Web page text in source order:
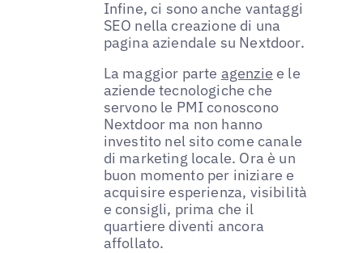
Infine, ci sono anche vantaggi
SEO nella creazione di una
pagina aziendale su Nextdoor.
La maggior parte agenzie e le
aziende tecnologiche che
servono le PMI conoscono
Nextdoor ma non hanno
investito nel sito come canale
di marketing locale. Ora è un
buon momento per iniziare e
acquisire esperienza, visibilità
e consigli, prima che il
quartiere diventi ancora
affollato.